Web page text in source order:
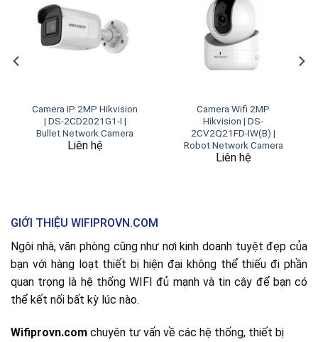
Camera IP 2MP Hikvision
| DS-2CD2021G1-I |
Bullet Network Camera
Liên hệ
Camera Wifi 2MP
Hikvision | DS-
2CV2Q21FD-IW(B) |
Robot Network Camera
Liên hệ
GIỚI THIỆU WIFIPROVN.COM
Ngôi nhà, văn phòng cũng như nơi kinh doanh tuyệt đẹp của
bạn với hàng loạt thiết bị hiện đại không thể thiếu đi phần
quan trọng là hệ thống WIFI đủ mạnh và tin cậy để bạn có
thể kết nối bất kỳ lúc nào.
Wifiprovn.com chuyên tư vấn về các hệ thống, thiết bị